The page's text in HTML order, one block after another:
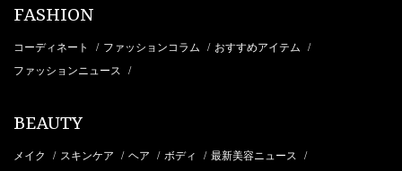
FASHION
コーディネート / ファッションコラム / おすすめアイテム /
ファッションニュース /
BEAUTY
メイク / スキンケア / ヘア / ボディ / 最新美容ニュース /